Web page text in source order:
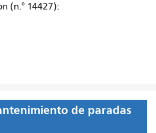
(n.° 14427):
de paradas